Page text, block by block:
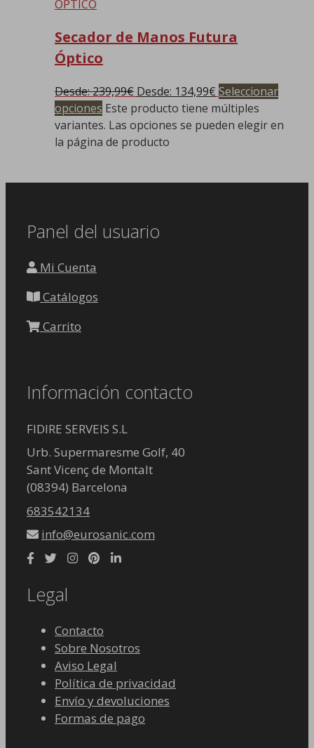
Secador de Manos Futura
Óptico
Desde:239,99€ Desde: 134,99€ Seleccionar
opciones Este producto tiene múltiples
variantes. Las opciones se pueden elegir en
la página de producto
Panel del usuario
Mi Cuenta
Catálogos
Carrito
Información contacto
FIDIRE SERVEIS S.L
Urb. Supermaresme Golf, 40
Sant Vicenç de Montalt
(08394) Barcelona
683542134
info@eurosanic.com
Legal
Contacto
Sobre Nosotros
Aviso Legal
Política de privacidad
Envío y devoluciones
Formas de pago